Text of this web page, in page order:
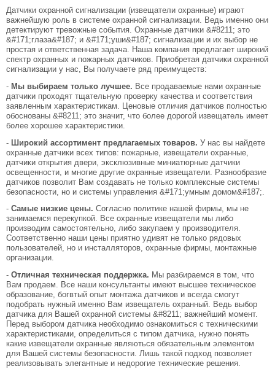
Датчики охранной сигнализации (извещатели охранные) играют
важнейшую роль в системе охранной сигнализации. Ведь именно они
детектируют тревожные события. Охранные датчики &#8211; это
&#171;глаза&#187; и &#171;уши&#187; сигнализации и их выбор не
простая и ответственная задача. Наша компания предлагает широкий
спектр охранных и пожарных датчиков. Приобретая датчики охранной
сигнализации у нас, Вы получаете ряд преимуществ:
- Мы выбираем только лучшее. Все продаваемые нами охранные
датчики проходят тщательную проверку качества и соответствия
заявленным характеристикам. Ценовые отличия датчиков полностью
обоснованы &#8211; это значит, что более дорогой извещатель имеет
более хорошее характеристики.
- Широкий ассортимент предлагаемых товаров. У нас вы найдете
охранные датчики всех типов: пожарные, извещатели охранные,
датчики открытия двери, эксклюзивные миниатюрные датчики
освещенности, и многие другие охранные извещатели. Разнообразие
датчиков позволит Вам создавать не только комплексные системы
безопасности, но и системы управления &#171;умным домом&#187;.
- Самые низкие цены. Согласно политике нашей фирмы, мы не
занимаемся перекупкой. Все охранные извещатели мы либо
производим самостоятельно, либо закупаем у производителя.
Соответственно наши цены приятно удивят не только рядовых
пользователей, но и инсталляторов, охранные фирмы, монтажные
организации.
- Отличная техническая поддержка. Мы разбираемся в том, что
Вам продаем. Все наши консультанты имеют высшее техническое
образование, богвтый опыт монтажа датчиков и всегда смогут
подобрать нужный именно Вам извещатель охранный. Ведь выбор
датчика для Вашей охранной системы &#8211; важнейший момент.
Перед выбором датчика необходимо ознакомиться с техническими
характеристиками, определиться с типом датчика, нужно понять
какие извещатели охранные являються обязательным элементом
для Вашей системы безопасности. Лишь такой подход позволяет
реализовывать элегантные и недорогие технические решения.